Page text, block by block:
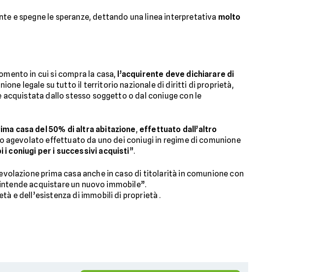
e spegne le speranze, dettando una linea interpretativa molto
in cui si compra la casa, l’acquirente deve dichiarare di
legale su tutto il territorio nazionale di diritti di proprietà,
dallo stesso soggetto o dal coniuge con le
casa del 50% di altra abitazione, effettuato dall’altro
agevolato effettuato da uno dei coniugi in regime di comunione
i coniugi per i successivi acquisti”.
prima casa anche in caso di titolarità in comunione con
acquistare un nuovo immobile”.
e dell’esistenza di immobili di proprietà .